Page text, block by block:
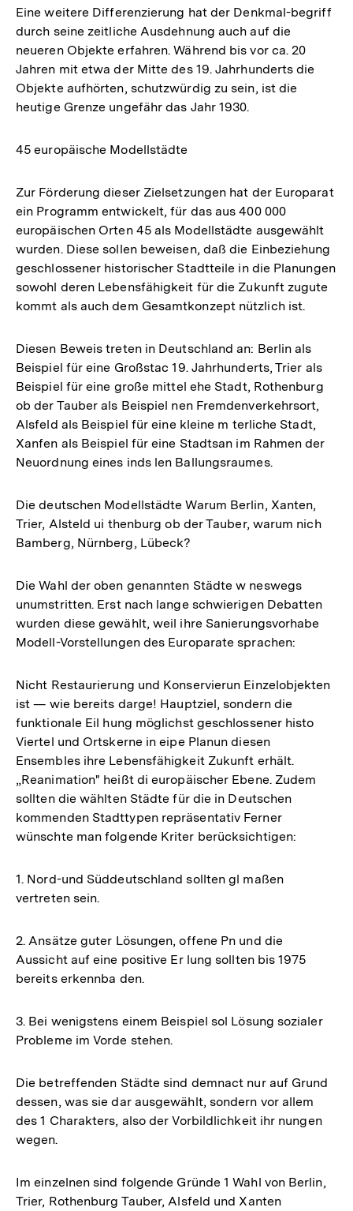
Eine weitere Differenzierung hat der Denkmal-begriff
durch seine zeitliche Ausdehnung auch auf die
neueren Objekte erfahren. Während bis vor ca. 20
Jahren mit etwa der Mitte des 19. Jahrhunderts die
Objekte aufhörten, schutzwürdig zu sein, ist die
heutige Grenze ungefähr das Jahr 1930.
45 europäische Modellstädte
Zur Förderung dieser Zielsetzungen hat der Europarat
ein Programm entwickelt, für das aus 400 000
europäischen Orten 45 als Modellstädte ausgewählt
wurden. Diese sollen beweisen, daß die Einbeziehung
geschlossener historischer Stadtteile in die Planungen
sowohl deren Lebensfähigkeit für die Zukunft zugute
kommt als auch dem Gesamtkonzept nützlich ist.
Diesen Beweis treten in Deutschland an: Berlin als
Beispiel für eine Großstac 19. Jahrhunderts, Trier als
Beispiel für eine große mittel ehe Stadt, Rothenburg
ob der Tauber als Beispiel nen Fremdenverkehrsort,
Alsfeld als Beispiel für eine kleine m terliche Stadt,
Xanfen als Beispiel für eine Stadtsan im Rahmen der
Neuordnung eines inds len Ballungsraumes.
Die deutschen Modellstädte Warum Berlin, Xanten,
Trier, Alsteld ui thenburg ob der Tauber, warum nich
Bamberg, Nürnberg, Lübeck?
Die Wahl der oben genannten Städte w neswegs
unumstritten. Erst nach lange schwierigen Debatten
wurden diese gewählt, weil ihre Sanierungsvorhabe
Modell-Vorstellungen des Europarate sprachen:
Nicht Restaurierung und Konservierun Einzelobjekten
ist — wie bereits darge! Hauptziel, sondern die
funktionale Eil hung möglichst geschlossener histo
Viertel und Ortskerne in eipe Planun diesen
Ensembles ihre Lebensfähigkeit Zukunft erhält.
„Reanimation" heißt di europäischer Ebene. Zudem
sollten die wählten Städte für die in Deutschen
kommenden Stadttypen repräsentativ Ferner
wünschte man folgende Kriter berücksichtigen:
1. Nord-und Süddeutschland sollten gl maßen
vertreten sein.
2. Ansätze guter Lösungen, offene Pn und die
Aussicht auf eine positive Er lung sollten bis 1975
bereits erkennba den.
3. Bei wenigstens einem Beispiel sol Lösung sozialer
Probleme im Vorde stehen.
Die betreffenden Städte sind demnact nur auf Grund
dessen, was sie dar ausgewählt, sondern vor allem
des 1 Charakters, also der Vorbildlichkeit ihr nungen
wegen.
Im einzelnen sind folgende Gründe 1 Wahl von Berlin,
Trier, Rothenburg Tauber, Alsfeld und Xanten